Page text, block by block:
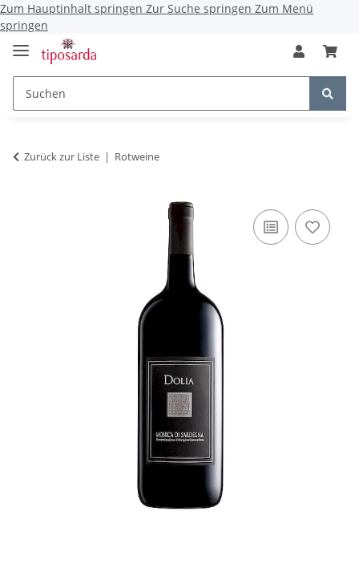
Zum Hauptinhalt springen Zur Suche springen Zum Menü
springen
Zurück zur Liste Rotweine